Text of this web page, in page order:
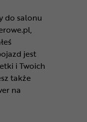
do salonu
jest
i Twoich
także
na